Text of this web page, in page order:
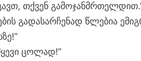
თქვენ
გადასარჩენად წლებია
ცოლად!”